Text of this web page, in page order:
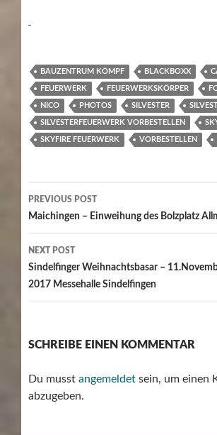
BAUZENTRUM KÖMPF BLACKBOXX
FEUERWERK FEUERWERKSKÖRPER
NICO PHOTOS SILVESTER
SILVESTERFEUERWERK VORBESTELLEN
SKYFIRE FEUERWERK VORBESTELLEN
Post
navigation
PREVIOUS POST
Maichingen – Einweihung des Bolzplatz
NEXT POST
Sindelfinger Weihnachtsbasar –
2017 Messehalle Sindelfingen
SCHREIBE EINEN KOMMENTAR
Du musst angemeldet sein, um einen
abzugeben.